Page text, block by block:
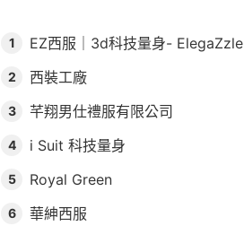
1 EZ西服｜3d科技量身- ElegaZzle
2 西裝工廠
3 芊翔男仕禮服有限公司
4 i Suit 科技量身
5 Royal Green
6 華紳西服